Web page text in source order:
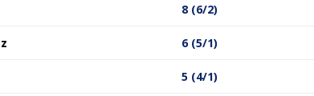
8 (6/2)
6 (5/1)
5 (4/1)